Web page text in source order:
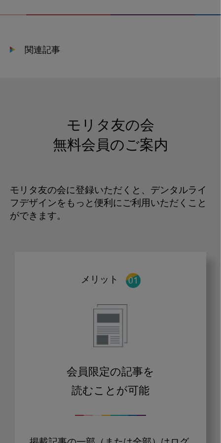
ジ
関連記事
モリタ友の会
無料会員のご案内
モリタ友の会に登録いただくと、デンタルライ
フデザインをもっと便利にご利用いただくこと
ができます。
メリット
会員限定の記事を
読むことが可能